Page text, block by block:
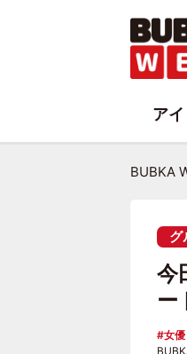
BUBKA
グ
今
ー
女優
ア